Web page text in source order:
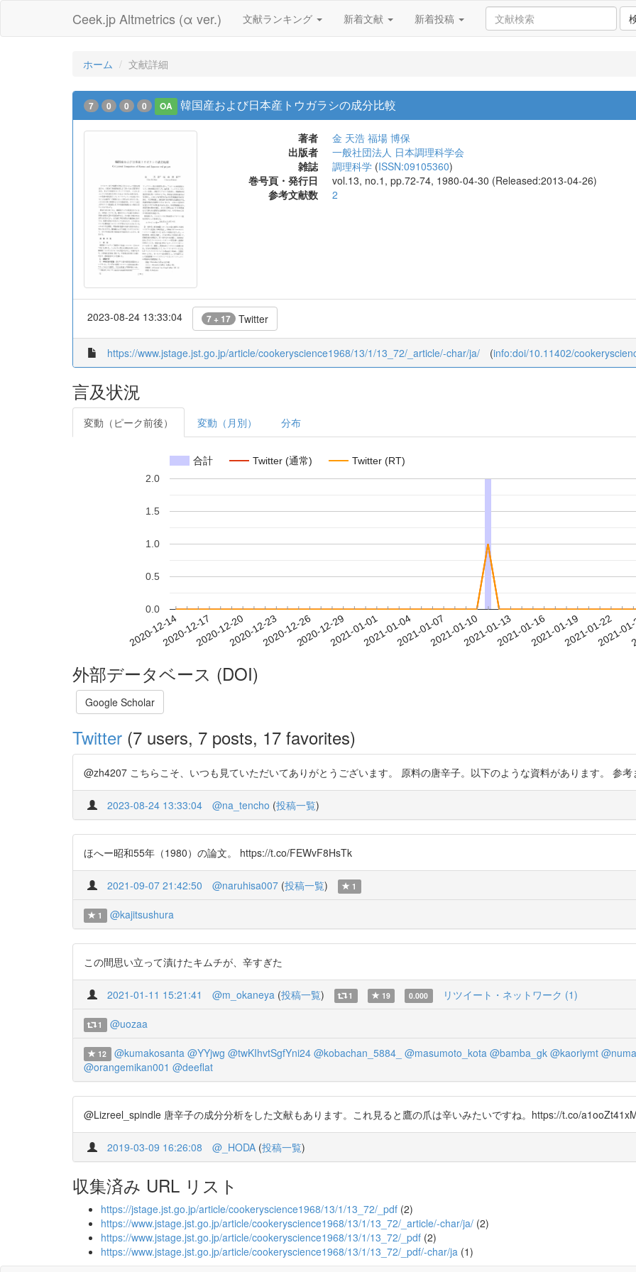
Ceek.jp Altmetrics (α ver.) 文献ランキング 新着文献 新着投稿
ホーム 文献詳細
7 0 0 0 OA 韓国産および日本産トウガラシの成分比較
著者 金 天浩 福場 博保
出版者
一般社団法人 日本調理科学会
雑誌
調理科学 (ISSN:09105360)
巻号頁・発行日
vol.13, no.1, pp.72-74, 1980-04-30 (Released:2013-04-26)
参考文献数
2
2023-08-24 13:33:04 7 + 17 Twitter
https://www.jstage.jst.go.jp/article/cookeryscience1968/13/1/13_72/_article/-char/ja/ (info:doi/10.11402/
言及状況
変動（ピーク前後） 変動（月別） 分布
合計 Twitter (通常) Twitter (RT)
2020-12-142020-12-172020-12-202020-12-232020-12-262020-12-292021-01-012021-01-042021-01-072021-01-102021-01-132021-01-162021-01-192021-01-22
2021-
0.0
0.5
1.0
1.5
2.0
外部データベース (DOI)
Google Scholar
Twitter (7 users, 7 posts, 17 favorites)
@zh4207 こちらこそ、いつも見ていただいてありがとうございます。 原料の唐辛子。以下のような資料があります。 参考
2023-08-24 13:33:04 @na_tencho (投稿一覧)
ほへー昭和55年（1980）の論文。 https://t.co/FEWvF8HsTk
2021-09-07 21:42:50 @naruhisa007 (投稿一覧) 1
1 @kajitsushura
この間思い立って漬けたキムチが、辛すぎた
2021-01-11 15:21:41 @m_okaneya (投稿一覧) 1 19 0.000 リツイート・ネットワーク (1)
1 @uozaa
12 @kumakosanta @YYjwg @twKIhvtSgfYni24 @kobachan_5884_ @masumoto_kota @bamba_gk @kaoriymt
@orangemikan001 @deeflat
@Lizreel_spindle 唐辛子の成分分析をした文献もあります。これ見ると鷹の爪は辛いみたいですね。https://t.co/
2019-03-09 16:26:08 @_HODA (投稿一覧)
収集済み URL リスト
https://jstage.jst.go.jp/article/cookeryscience1968/13/1/13_72/_pdf (2)
https://www.jstage.jst.go.jp/article/cookeryscience1968/13/1/13_72/_article/-char/ja/ (2)
https://www.jstage.jst.go.jp/article/cookeryscience1968/13/1/13_72/_pdf (2)
https://www.jstage.jst.go.jp/article/cookeryscience1968/13/1/13_72/_pdf/-char/ja (1)